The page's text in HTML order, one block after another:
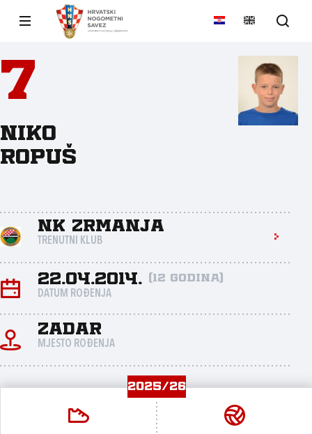
7
Niko
Ropuš
NK Zrmanja
TRENUTNI KLUB
22.04.2014. (12 godina)
DATUM ROĐENJA
Zadar
MJESTO ROĐENJA
2025/26